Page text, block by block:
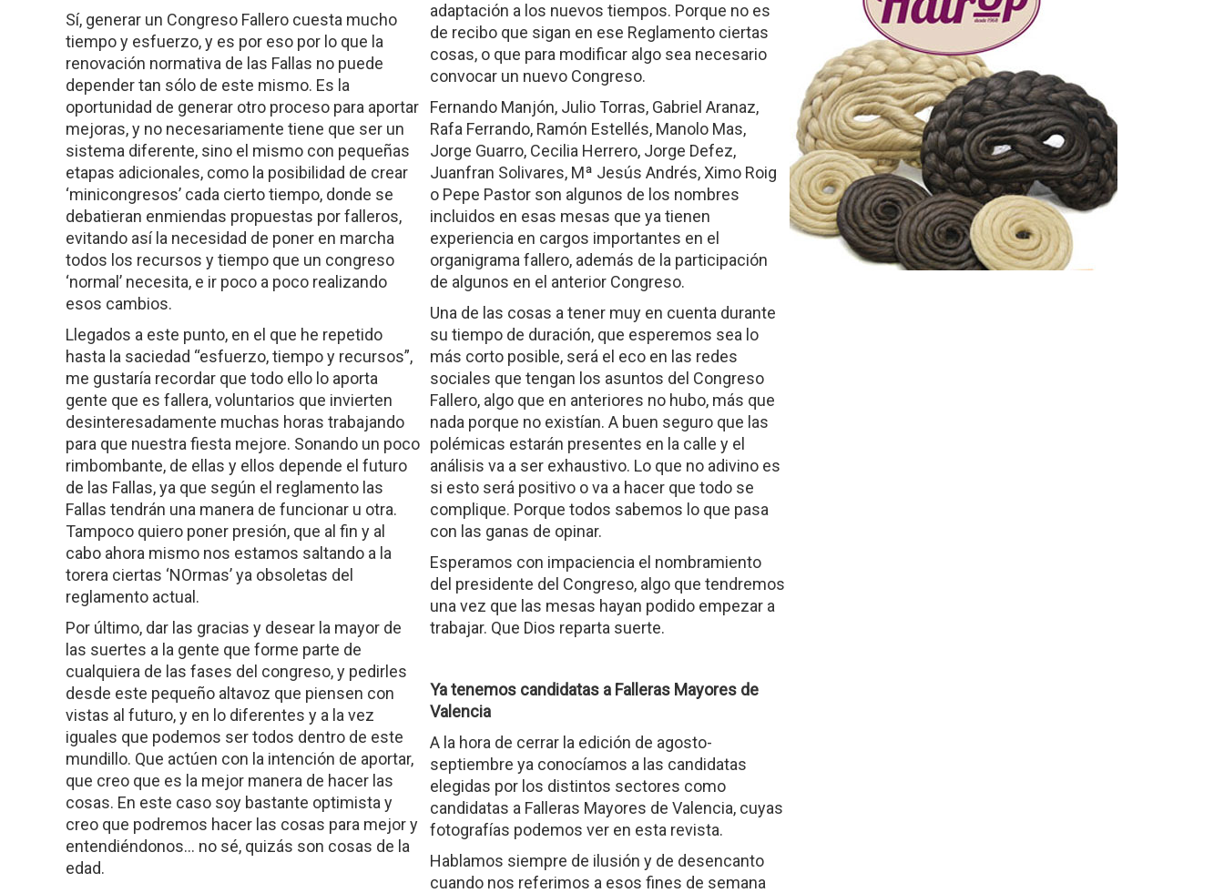
Sí, generar un Congreso Fallero cuesta mucho
tiempo y esfuerzo, y es por eso por lo que la
renovación normativa de las Fallas no puede
depender tan sólo de este mismo. Es la
oportunidad de generar otro proceso para aportar
mejoras, y no necesariamente tiene que ser un
sistema diferente, sino el mismo con pequeñas
etapas adicionales, como la posibilidad de crear
‘minicongresos’ cada cierto tiempo, donde se
debatieran enmiendas propuestas por falleros,
evitando así la necesidad de poner en marcha
todos los recursos y tiempo que un congreso
‘normal’ necesita, e ir poco a poco realizando
esos cambios.
Llegados a este punto, en el que he repetido
hasta la saciedad “esfuerzo, tiempo y recursos”,
me gustaría recordar que todo ello lo aporta
gente que es fallera, voluntarios que invierten
desinteresadamente muchas horas trabajando
para que nuestra fiesta mejore. Sonando un poco
rimbombante, de ellas y ellos depende el futuro
de las Fallas, ya que según el reglamento las
Fallas tendrán una manera de funcionar u otra.
Tampoco quiero poner presión, que al fin y al
cabo ahora mismo nos estamos saltando a la
torera ciertas ‘NOrmas’ ya obsoletas del
reglamento actual.
Por último, dar las gracias y desear la mayor de
las suertes a la gente que forme parte de
cualquiera de las fases del congreso, y pedirles
desde este pequeño altavoz que piensen con
vistas al futuro, y en lo diferentes y a la vez
iguales que podemos ser todos dentro de este
mundillo. Que actúen con la intención de aportar,
que creo que es la mejor manera de hacer las
cosas. En este caso soy bastante optimista y
creo que podremos hacer las cosas para mejor y
entendiéndonos… no sé, quizás son cosas de la
edad.
adaptación a los nuevos tiempos. Porque no es
de recibo que sigan en ese Reglamento ciertas
cosas, o que para modificar algo sea necesario
convocar un nuevo Congreso.
Fernando Manjón, Julio Torras, Gabriel Aranaz,
Rafa Ferrando, Ramón Estellés, Manolo Mas,
Jorge Guarro, Cecilia Herrero, Jorge Defez,
Juanfran Solivares, Mª Jesús Andrés, Ximo Roig
o Pepe Pastor son algunos de los nombres
incluidos en esas mesas que ya tienen
experiencia en cargos importantes en el
organigrama fallero, además de la participación
de algunos en el anterior Congreso.
Una de las cosas a tener muy en cuenta durante
su tiempo de duración, que esperemos sea lo
más corto posible, será el eco en las redes
sociales que tengan los asuntos del Congreso
Fallero, algo que en anteriores no hubo, más que
nada porque no existían. A buen seguro que las
polémicas estarán presentes en la calle y el
análisis va a ser exhaustivo. Lo que no adivino es
si esto será positivo o va a hacer que todo se
complique. Porque todos sabemos lo que pasa
con las ganas de opinar.
Esperamos con impaciencia el nombramiento
del presidente del Congreso, algo que tendremos
una vez que las mesas hayan podido empezar a
trabajar. Que Dios reparta suerte.
Ya tenemos candidatas a Falleras Mayores de
Valencia
A la hora de cerrar la edición de agosto-
septiembre ya conocíamos a las candidatas
elegidas por los distintos sectores como
candidatas a Falleras Mayores de Valencia, cuyas
fotografías podemos ver en esta revista.
Hablamos siempre de ilusión y de desencanto
cuando nos referimos a esos fines de semana